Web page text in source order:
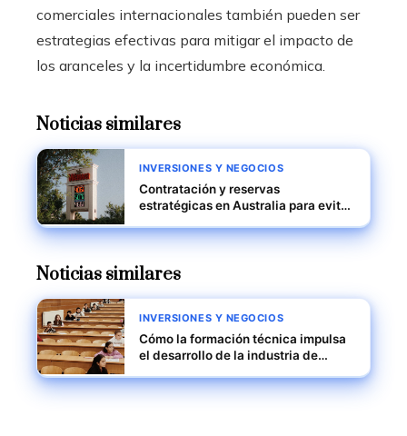
comerciales internacionales también pueden ser
estrategias efectivas para mitigar el impacto de
los aranceles y la incertidumbre económica.
Noticias similares
INVERSIONES Y NEGOCIOS
Contratación y reservas
estratégicas en Australia para evitar
Noticias similares
INVERSIONES Y NEGOCIOS
Cómo la formación técnica impulsa
el desarrollo de la industria de